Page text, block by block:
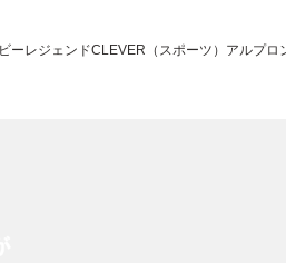
ビーレジェンドCLEVER（スポーツ） アルプロ